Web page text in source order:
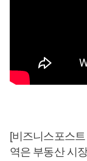
[비즈니스포스
역은 부동산 시